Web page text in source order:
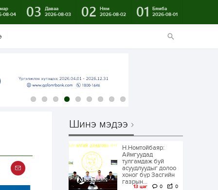
08-04
03
Даваа
2026-08-03
02
Ням
2026-08-02
01
Бямба
2026-08-01
Шинэ мэдээ
Н.Номтойбаяр:
Аймгуудад
тулгамдаж буй
асуудлуудыг долоо
хоног бүр Засгийн
газрын...
13 цаг 0 0